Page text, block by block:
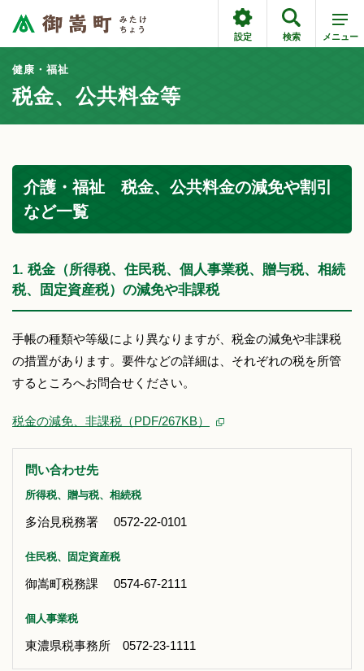
設定 検索 メニュー
健康・福祉
税金、公共料金等
介護・福祉 税金、公共料金の減免や割引
など一覧
1. 税金（所得税、住民税、個人事業税、贈与税、相続
税、固定資産税）の減免や非課税
手帳の種類や等級により異なりますが、税金の減免や非課税
の措置があります。要件などの詳細は、それぞれの税を所管
するところへお問合せください。
税金の減免、非課税（PDF/267KB）
問い合わせ先
所得税、贈与税、相続税
多治見税務署 0572-22-0101
住民税、固定資産税
御嵩町税務課 0574-67-2111
個人事業税
東濃県税事務所 0572-23-1111